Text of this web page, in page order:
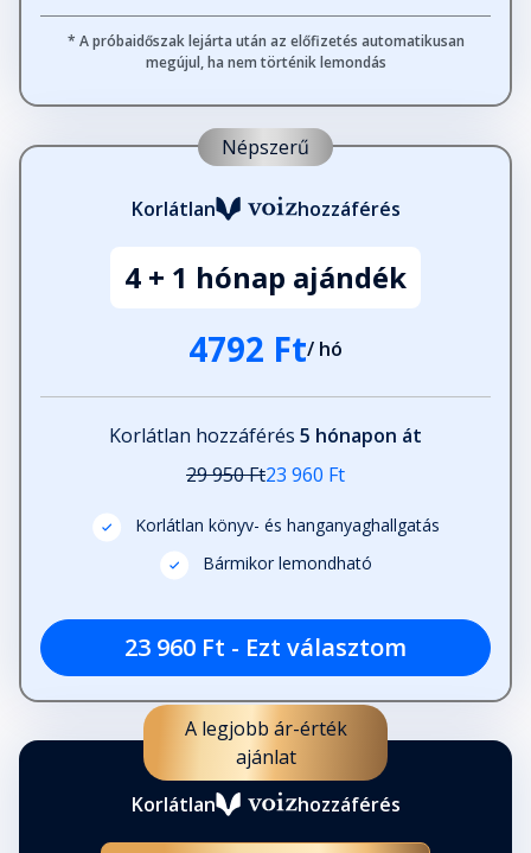
* A próbaidőszak lejárta után az előfizetés automatikusan
megújul, ha nem történik lemondás
Népszerű
Korlátlan hozzáférés
4 + 1 hónap ajándék
4792 Ft/ hó
Korlátlan hozzáférés 5 hónapon át
29 950 Ft23 960 Ft
Korlátlan könyv- és hanganyaghallgatás
Bármikor lemondható
23 960 Ft - Ezt választom
A legjobb ár-érték
ajánlat
Korlátlan
hozzáférés